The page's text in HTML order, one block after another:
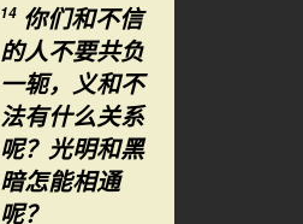
14 你们和不信
的人不要共负
一轭，义和不
法有什么关系
呢？光明和黑
暗怎能相通
呢？